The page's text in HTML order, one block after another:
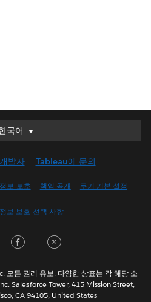
국어
한국어
(UK)
(Canada)
Italiano
개발자 Tableau에 문의
보 보호 책임 공개 쿠키 기본 설정
보 보호 선택 사항
LinkedInFacebook
든 권리 유보. 다양한 상표는 각 해당 소
Salesforce Tower, 415 Mission Street,
CA 94105, United States